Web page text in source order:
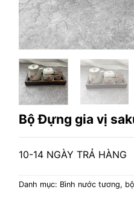
Bộ Đựng gia vị
10-14 NGÀY TRẢ HÀNG
Danh mục: Bình nước tương,